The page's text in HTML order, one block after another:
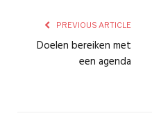
PREVIOUS ARTICLE
Doelen bereiken met
een agenda